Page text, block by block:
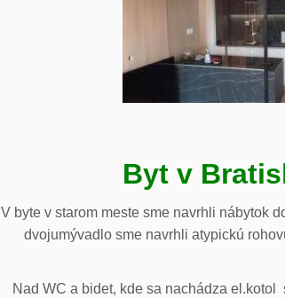
Byt v
V byte v starom meste sme navrhli nábytok
dvojumývadlo sme navrhli atypickú
Nad WC a bidet, kde sa nachádza